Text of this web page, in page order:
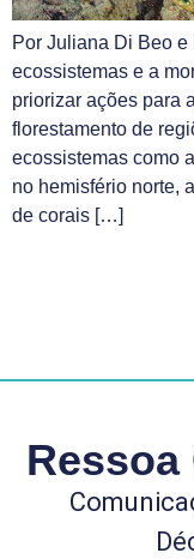
Por Juliana Di Beo
ecossistemas e a
priorizar ações para
florestamento de
ecossistemas como
no hemisfério norte,
de corais […]
Ressoa